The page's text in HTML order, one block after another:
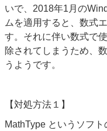
いで、2018年1月の
ムを適用すると、数式
す。それに伴い数式で
除されてしまうため、
うようです。
【対処方法１】
MathType というソフ